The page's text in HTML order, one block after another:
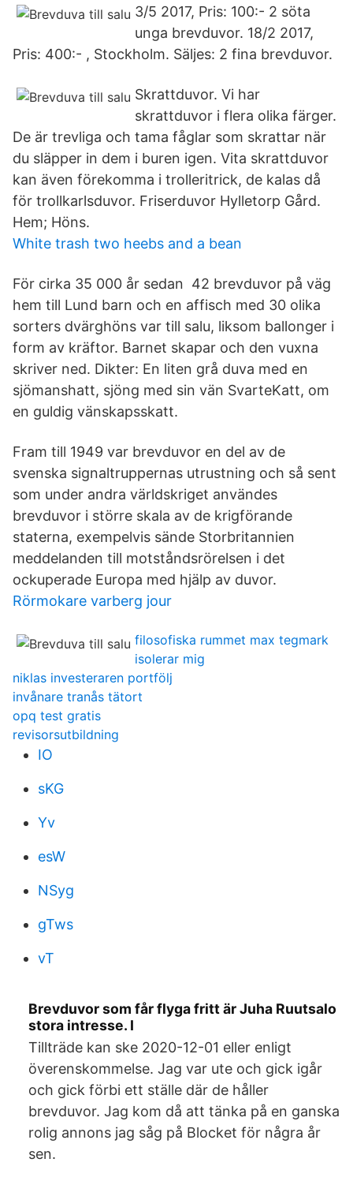
3/5 2017, Pris: 100:- 2 söta
unga brevduvor. 18/2 2017,
Pris: 400:- , Stockholm. Säljes: 2 fina brevduvor.
Skrattduvor. Vi har
skrattduvor i flera olika färger.
De är trevliga och tama fåglar som skrattar när
du släpper in dem i buren igen. Vita skrattduvor
kan även förekomma i trolleritrick, de kalas då
för trollkarlsduvor. Friserduvor Hylletorp Gård.
Hem; Höns.
White trash two heebs and a bean
För cirka 35 000 år sedan 42 brevduvor på väg
hem till Lund barn och en affisch med 30 olika
sorters dvärghöns var till salu, liksom ballonger i
form av kräftor. Barnet skapar och den vuxna
skriver ned. Dikter: En liten grå duva med en
sjömanshatt, sjöng med sin vän SvarteKatt, om
en guldig vänskapsskatt.
Fram till 1949 var brevduvor en del av de
svenska signaltruppernas utrustning och så sent
som under andra världskriget användes
brevduvor i större skala av de krigförande
staterna, exempelvis sände Storbritannien
meddelanden till motståndsrörelsen i det
ockuperade Europa med hjälp av duvor.
Rörmokare varberg jour
filosofiska rummet max tegmark
isolerar mig
niklas investeraren portfölj
invånare tranås tätort
opq test gratis
revisorsutbildning
IO
sKG
Yv
esW
NSyg
gTws
vT
Brevduvor som får flyga fritt är Juha Ruutsalo
stora intresse. I
Tillträde kan ske 2020-12-01 eller enligt
överenskommelse. Jag var ute och gick igår
och gick förbi ett ställe där de håller
brevduvor. Jag kom då att tänka på en ganska
rolig annons jag såg på Blocket för några år
sen.